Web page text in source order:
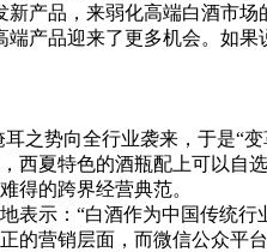
产品，来弱化高端白酒市场
品迎来了更多机会。如
势向全行业袭来，于是“变
特色的酒瓶配上可以自选
得的跨界经营典范。
示：“白酒作为中国传统行
的营销层面，而微信公众平